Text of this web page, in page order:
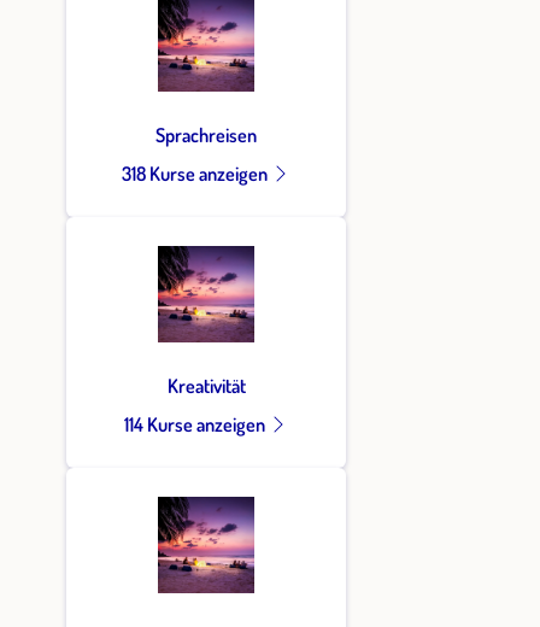
Sprachreisen
318 Kurse anzeigen
Kreativität
114 Kurse anzeigen